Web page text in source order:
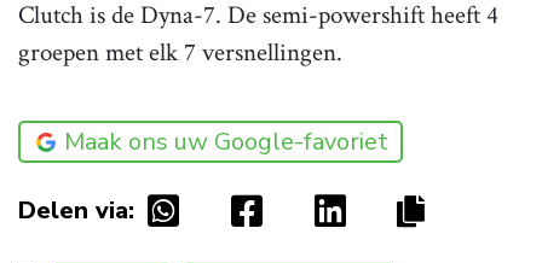
Clutch is de Dyna-7. De semi-powershift heeft 4
groepen met elk 7 versnellingen.
Maak ons uw Google-favoriet
Delen via: